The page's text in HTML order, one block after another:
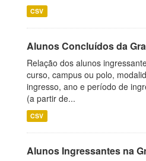
CSV
Alunos Concluídos da
Relação dos alunos
curso, campus ou polo,
ingresso, ano e período de
(a partir de...
CSV
Alunos Ingressantes na